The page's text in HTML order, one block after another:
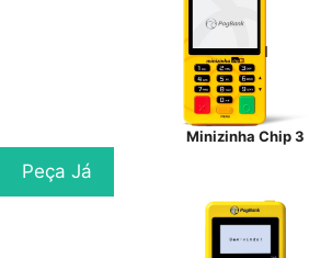
Minizinha Chip 3
Peça Já